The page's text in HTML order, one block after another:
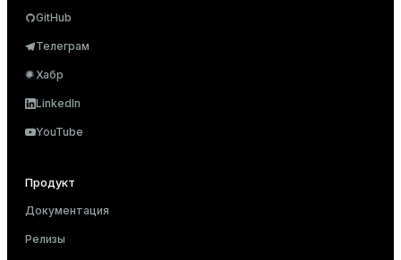
GitHub
Телеграм
Хабр
LinkedIn
YouTube
Продукт
Документация
Релизы